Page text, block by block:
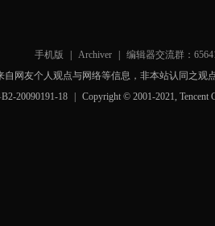
手机版 Archiver 编辑器交流群：
网友个人观点与网络等信息，非本站认同之观
20090191-18
Copyright © 2001-2021, Tencent